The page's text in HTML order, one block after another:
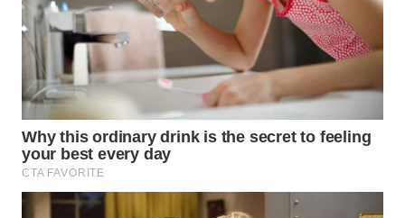
MASYARAKAT
KELISTRIKAN
WALINKI
ID
MAWAKA
ID
MARTABAT